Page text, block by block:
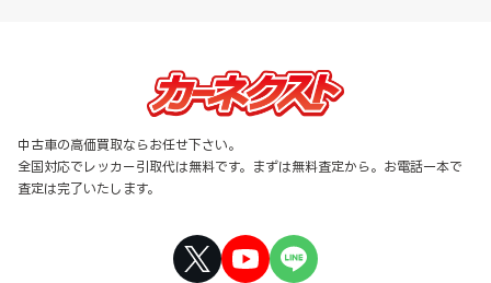
中古車の高価買取ならお任せ下さい。
全国対応でレッカー引取代は無料です。まずは無料査定から。お電話一本で
査定は完了いたします。